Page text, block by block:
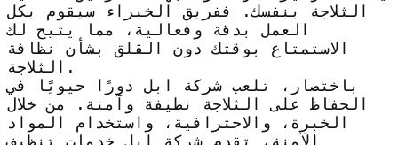
الثلاجة بنفسك. ففريق الخبراء سيقوم بكل
العمل بدقة وفعالية، مما يتيح لك
الاستمتاع بوقتك دون القلق بشأن نظافة
الثلاجة.
باختصار، تلعب شركة ابل دورًا حيويًا في
الحفاظ على الثلاجة نظيفة وآمنة. من خلال
الخبرة، والاحترافية، واستخدام المواد
الآمنة، تقدم شركة ابل خدمات تنظيف